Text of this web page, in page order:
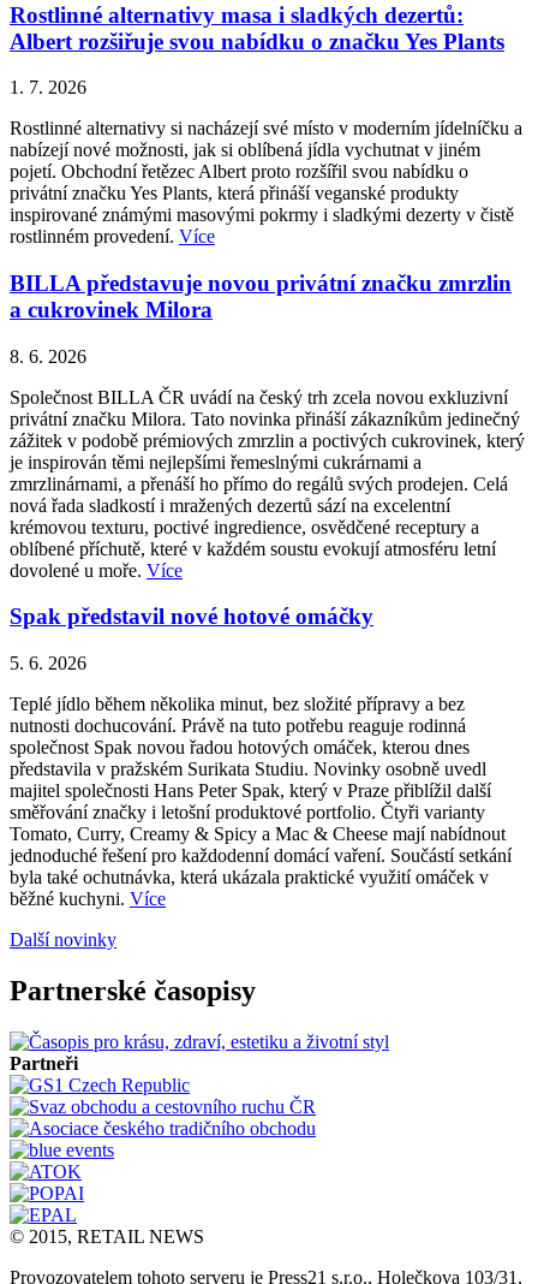
Rostlinné alternativy masa i sladkých dezertů:
Albert rozšiřuje svou nabídku o značku Yes Plants
1. 7. 2026
Rostlinné alternativy si nacházejí své místo v moderním jídelníčku a
nabízejí nové možnosti, jak si oblíbená jídla vychutnat v jiném
pojetí. Obchodní řetězec Albert proto rozšířil svou nabídku o
privátní značku Yes Plants, která přináší veganské produkty
inspirované známými masovými pokrmy i sladkými dezerty v čistě
rostlinném provedení. Více
BILLA představuje novou privátní značku zmrzlin
a cukrovinek Milora
8. 6. 2026
Společnost BILLA ČR uvádí na český trh zcela novou exkluzivní
privátní značku Milora. Tato novinka přináší zákazníkům jedinečný
zážitek v podobě prémiových zmrzlin a poctivých cukrovinek, který
je inspirován těmi nejlepšími řemeslnými cukrárnami a
zmrzlinárnami, a přenáší ho přímo do regálů svých prodejen. Celá
nová řada sladkostí i mražených dezertů sází na excelentní
krémovou texturu, poctivé ingredience, osvědčené receptury a
oblíbené příchutě, které v každém soustu evokují atmosféru letní
dovolené u moře. Více
Spak představil nové hotové omáčky
5. 6. 2026
Teplé jídlo během několika minut, bez složité přípravy a bez
nutnosti dochucování. Právě na tuto potřebu reaguje rodinná
společnost Spak novou řadou hotových omáček, kterou dnes
představila v pražském Surikata Studiu. Novinky osobně uvedl
majitel společnosti Hans Peter Spak, který v Praze přiblížil další
směřování značky i letošní produktové portfolio. Čtyři varianty
Tomato, Curry, Creamy & Spicy a Mac & Cheese mají nabídnout
jednoduché řešení pro každodenní domácí vaření. Součástí setkání
byla také ochutnávka, která ukázala praktické využití omáček v
běžné kuchyni. Více
Další novinky
Partnerské časopisy
Partneři
© 2015, RETAIL NEWS
Provozovatelem tohoto serveru je Press21 s.r.o., Holečkova 103/31,